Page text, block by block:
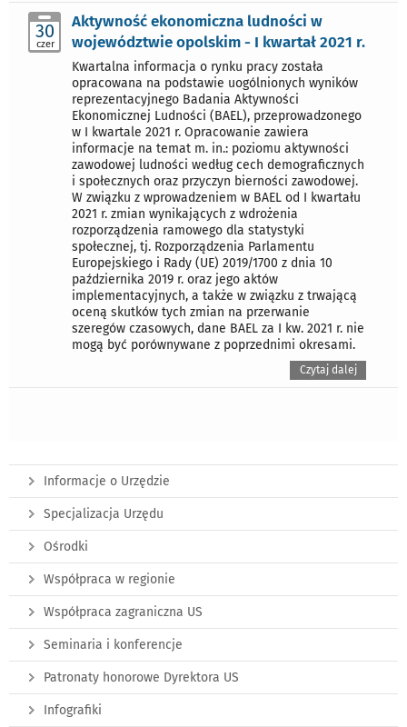
30
czer
Aktywność ekonomiczna ludności w
województwie opolskim - I kwartał 2021 r.
Kwartalna informacja o rynku pracy została
opracowana na podstawie uogólnionych wyników
reprezentacyjnego Badania Aktywności
Ekonomicznej Ludności (BAEL), przeprowadzonego
w I kwartale 2021 r. Opracowanie zawiera
informacje na temat m. in.: poziomu aktywności
zawodowej ludności według cech demograficznych
i społecznych oraz przyczyn bierności zawodowej.
W związku z wprowadzeniem w BAEL od I kwartału
2021 r. zmian wynikających z wdrożenia
rozporządzenia ramowego dla statystyki
społecznej, tj. Rozporządzenia Parlamentu
Europejskiego i Rady (UE) 2019/1700 z dnia 10
października 2019 r. oraz jego aktów
implementacyjnych, a także w związku z trwającą
oceną skutków tych zmian na przerwanie
szeregów czasowych, dane BAEL za I kw. 2021 r. nie
mogą być porównywane z poprzednimi okresami.
Czytaj dalej
Informacje o Urzędzie
Specjalizacja Urzędu
Ośrodki
Współpraca w regionie
Współpraca zagraniczna US
Seminaria i konferencje
Patronaty honorowe Dyrektora US
Infografiki